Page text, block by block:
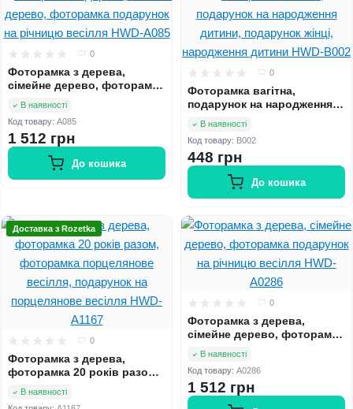
0
Фоторамка з дерева,
сімейне дерево, фоторамка
весілля HWD-A085
В наявності
Код товару: A085
1 512 грн
До кошика
0
Фоторамка вагітна,
подарунок на народження
народження дитини HWD-
B002
В наявності
Код товару: B002
448 грн
До кошика
Доставка з Rozetka
0
Фоторамка з дерева,
фоторамка 20 років разом,
весілля, подарунок на
В наявності
0
Фоторамка з дерева,
сімейне дерево, фоторамка
весілля HWD-A0286
В наявності
Код товару: A0286
1 512 грн